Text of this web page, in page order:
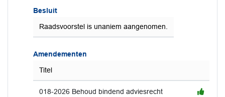
Besluit
Raadsvoorstel is unaniem aangenomen.
Amendementen
Titel
018-2026 Behoud bindend adviesrecht